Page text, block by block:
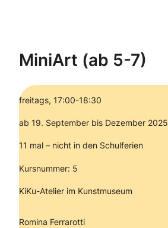
MiniArt (ab 5-7)
freitags, 17:00-18:30
ab 19. September bis Dezember 2025
11 mal – nicht in den Schulferien
Kursnummer: 5
KiKu-Atelier im Kunstmuseum
Romina Ferrarotti